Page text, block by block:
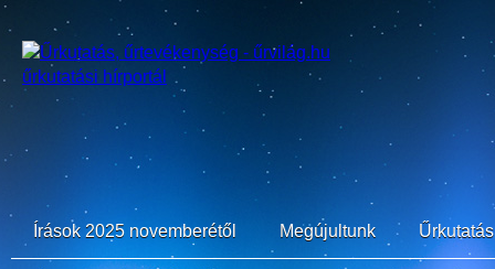
Írások 2025 novemberétől Megújultunk